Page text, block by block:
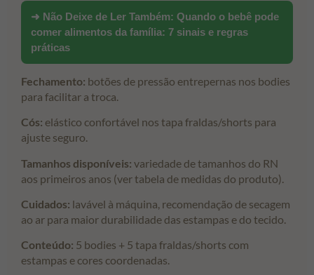
➜ Não Deixe de Ler Também: Quando o bebê pode
comer alimentos da família: 7 sinais e regras
práticas
Fechamento: botões de pressão entrepernas nos bodies
para facilitar a troca.
Cós: elástico confortável nos tapa fraldas/shorts para
ajuste seguro.
Tamanhos disponíveis: variedade de tamanhos do RN
aos primeiros anos (ver tabela de medidas do produto).
Cuidados: lavável à máquina, recomendação de secagem
ao ar para maior durabilidade das estampas e do tecido.
Conteúdo: 5 bodies + 5 tapa fraldas/shorts com
estampas e cores coordenadas.